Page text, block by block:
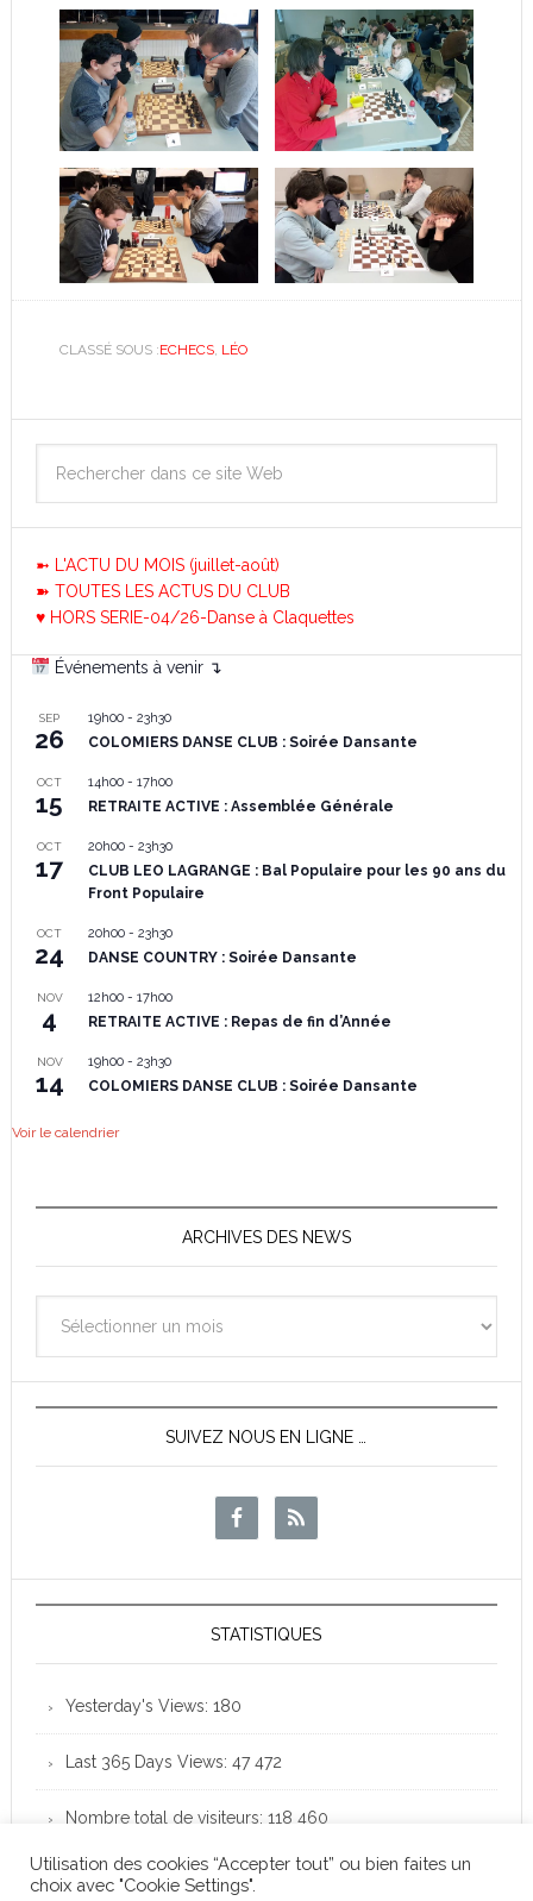
CLASSÉ SOUS :ECHECS, LÉO
➼ L'ACTU DU MOIS (juillet-août)
➽ TOUTES LES ACTUS DU CLUB
♥ HORS SERIE-04/26-Danse à Claquettes
Événements à venir ↴
SEP
26
19h00- 23h30
COLOMIERS DANSE CLUB : Soirée Dansante
OCT
15
14h00- 17h00
RETRAITE ACTIVE : Assemblée Générale
OCT
17
20h00- 23h30
CLUB LEO LAGRANGE : Bal Populaire pour les 90 ans du
Front Populaire
OCT
24
20h00- 23h30
DANSE COUNTRY : Soirée Dansante
NOV
4
12h00- 17h00
RETRAITE ACTIVE : Repas de fin d’Année
NOV
14
19h00- 23h30
COLOMIERS DANSE CLUB : Soirée Dansante
Voir le calendrier
ARCHIVES DES NEWS
des
News
SUIVEZ NOUS EN LIGNE …
STATISTIQUES
Yesterday's Views: 180
Last 365 Days Views: 47 472
Nombre total de visiteurs: 118 460
Utilisation des cookies “Accepter tout” ou bien faites un
choix avec "Cookie Settings".